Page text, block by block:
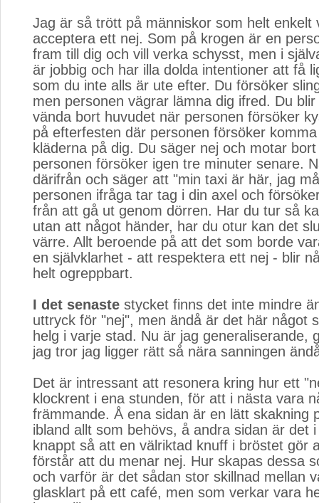
Jag är så trött på människor som helt enkelt
acceptera ett nej. Som på krogen är en
fram till dig och vill verka schysst, men i
är jobbig och har illa dolda intentioner att få
som du inte alls är ute efter. Du försöker
men personen vägrar lämna dig ifred. Du
vända bort huvudet när personen försöker
på efterfesten där personen försöker
kläderna på dig. Du säger nej och motar
personen försöker igen tre minuter senare.
därifrån och säger att "min taxi är här, jag
personen ifråga tar tag i din axel och
från att gå ut genom dörren. Har du tur så
utan att något händer, har du otur kan det
värre. Allt beroende på att det som borde
en självklarhet - att respektera ett nej - blir
helt ogreppbart.
I det senaste stycket finns det inte mindre
uttryck för "nej", men ändå är det här något
helg i varje stad. Nu är jag generaliserande,
jag tror jag ligger rätt så nära sanningen
Det är intressant att resonera kring hur ett
klockrent i ena stunden, för att i nästa vara
främmande. Å ena sidan är en lätt skakning
ibland allt som behövs, å andra sidan är det
knappt så att en välriktad knuff i bröstet gör
förstår att du menar nej. Hur skapas dessa
och varför är det sådan stor skillnad mellan
glasklart på ett café, men som verkar vara